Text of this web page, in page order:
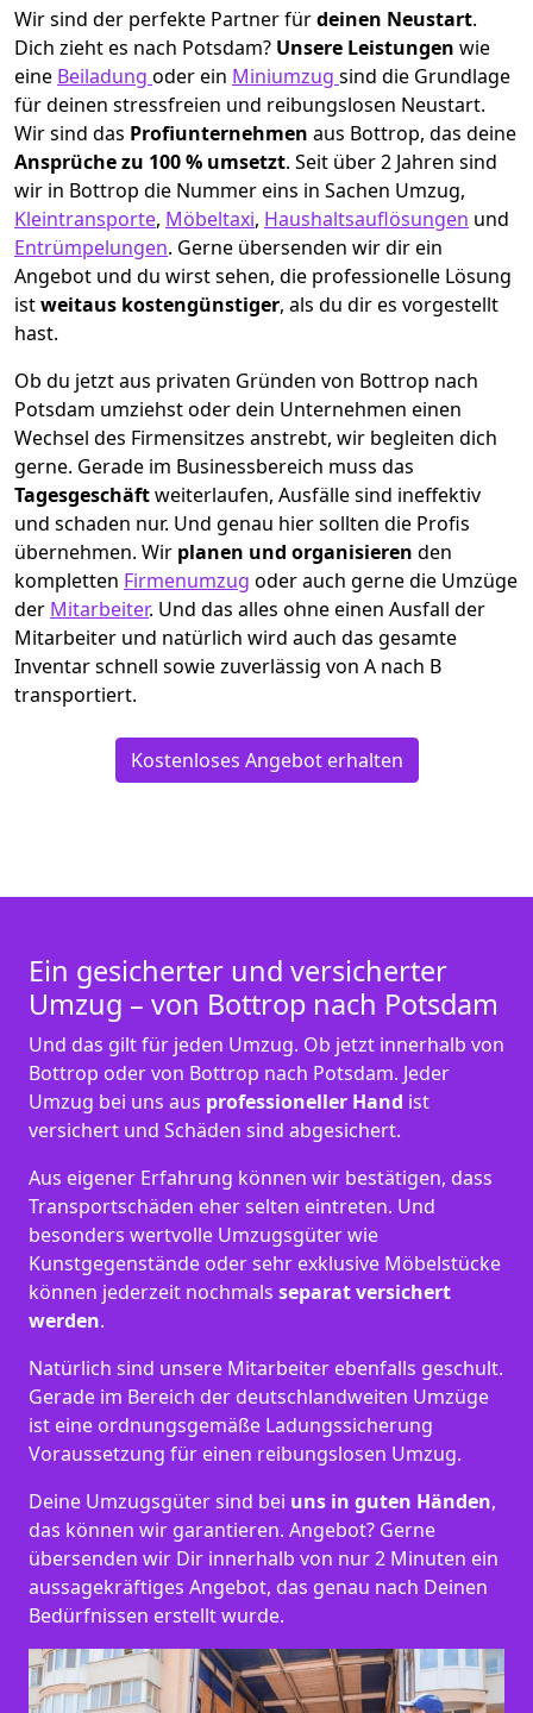
Wir sind der perfekte Partner fürdeinen Neustart.
Dich zieht es nach Potsdam? Unsere Leistungen wie
eine Beiladung oder ein Miniumzug sind die Grundlage
für deinen stressfreien und reibungslosen Neustart.
Wir sind das Profiunternehmen aus Bottrop, das deine
Ansprüche zu 100 % umsetzt. Seit über 2 Jahren sind
wir in Bottrop die Nummer eins in Sachen Umzug,
Kleintransporte, Möbeltaxi, Haushaltsauflösungen und
Entrümpelungen. Gerne übersenden wir dir ein
Angebot und du wirst sehen, die professionelle Lösung
istweitaus kostengünstiger, als du dir es vorgestellt
hast.
Ob du jetzt aus privaten Gründen von Bottrop nach
Potsdam umziehst oder dein Unternehmen einen
Wechsel des Firmensitzes anstrebt, wir begleiten dich
gerne. Gerade im Businessbereich muss das
Tagesgeschäftweiterlaufen, Ausfälle sind ineffektiv
und schaden nur. Und genau hier sollten die Profis
übernehmen. Wir planen und organisieren den
kompletten Firmenumzug oder auch gerne die Umzüge
der Mitarbeiter. Und das alles ohne einen Ausfall der
Mitarbeiter und natürlich wird auch das gesamte
Inventar schnell sowie zuverlässig von A nach B
transportiert.
Kostenloses Angebot erhalten
Ein gesicherter und versicherter
Umzug – von Bottrop nach Potsdam
Und das gilt für jeden Umzug. Ob jetzt innerhalb von
Bottrop oder von Bottrop nach Potsdam. Jeder
Umzug bei uns aus professioneller Hand ist
versichert und Schäden sind abgesichert.
Aus eigener Erfahrung können wir bestätigen, dass
Transportschäden eher selten eintreten. Und
besonders wertvolle Umzugsgüter wie
Kunstgegenstände oder sehr exklusive Möbelstücke
können jederzeit nochmals separat versichert
werden.
Natürlich sind unsere Mitarbeiter ebenfalls geschult.
Gerade im Bereich der deutschlandweiten Umzüge
ist eine ordnungsgemäße Ladungssicherung
Voraussetzung für einen reibungslosen Umzug.
Deine Umzugsgüter sind bei uns in guten Händen,
das können wir garantieren. Angebot? Gerne
übersenden wir Dir innerhalb von nur 2 Minuten ein
aussagekräftiges Angebot, das genau nach Deinen
Bedürfnissen erstellt wurde.